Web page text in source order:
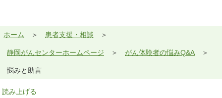
ホーム 患者支援・相談
静岡がんセンターホームページ がん体験者の悩みQ&A
悩みと助言
読み上げる